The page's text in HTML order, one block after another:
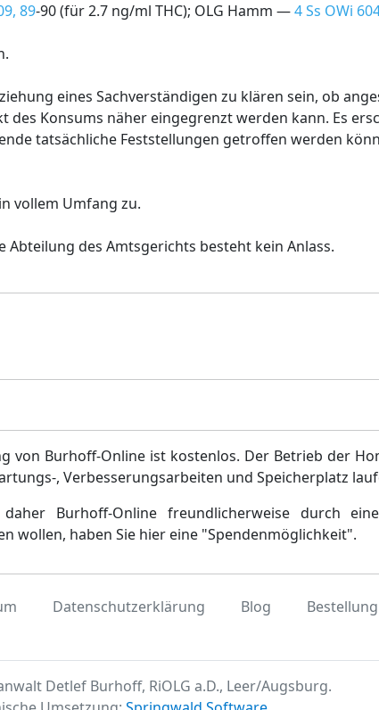
89-90 (für 2.7 ng/ml THC); OLG Hamm —4 Ss OWi
eines Sachverständigen zu klären sein, ob
Konsums näher eingegrenzt werden kann. Es
tatsächliche Feststellungen getroffen werden
vollem Umfang zu.
Abteilung des Amtsgerichts besteht kein Anlass.
von Burhoff-Online ist kostenlos. Der Betrieb der
, Verbesserungsarbeiten und Speicherplatz
Burhoff-Online freundlicherweise durch
wollen, haben Sie hier eine "Spendenmöglichkeit".
Datenschutzerklärung Blog Bestellung
Detlef Burhoff, RiOLG a.D., Leer/Augsburg.